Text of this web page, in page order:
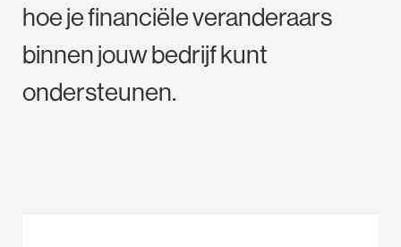
hoe je financiële veranderaars
binnen jouw bedrijf kunt
ondersteunen.